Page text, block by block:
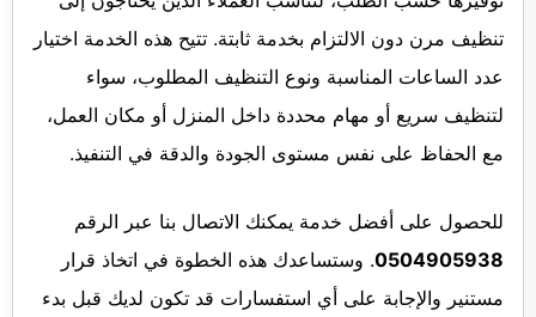
تنظيف مرن دون الالتزام بخدمة ثابتة. تتيح هذه الخدمة اختيار
عدد الساعات المناسبة ونوع التنظيف المطلوب، سواء
لتنظيف سريع أو مهام محددة داخل المنزل أو مكان العمل،
مع الحفاظ على نفس مستوى الجودة والدقة في التنفيذ.
للحصول على أفضل خدمة يمكنك الاتصال بنا عبر الرقم
0504905938. وستساعدك هذه الخطوة في اتخاذ قرار
مستنير والإجابة على أي استفسارات قد تكون لديك قبل بدء